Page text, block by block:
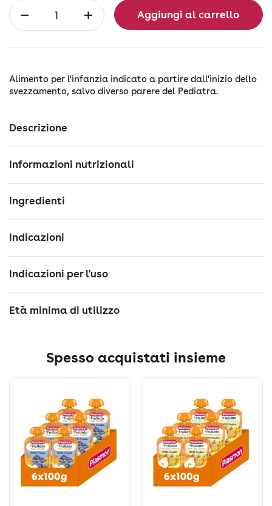
Quantità
Aggiungi al carrello
Alimento per l'infanzia indicato a partire dall'inizio dello
svezzamento, salvo diverso parere del Pediatra.
Descrizione
Informazioni nutrizionali
Ingredienti
Indicazioni
Indicazioni per l'uso
Età minima di utilizzo
Spesso acquistati insieme